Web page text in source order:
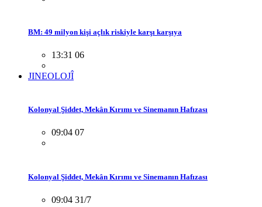
BM: 49 milyon kişi açlık riskiyle karşı karşıya
13:31 06
JINEOLOJÎ
Kolonyal Şiddet, Mekân Kırımı ve Sinemanın Hafızası
09:04 07
Kolonyal Şiddet, Mekân Kırımı ve Sinemanın Hafızası
09:04 31/7